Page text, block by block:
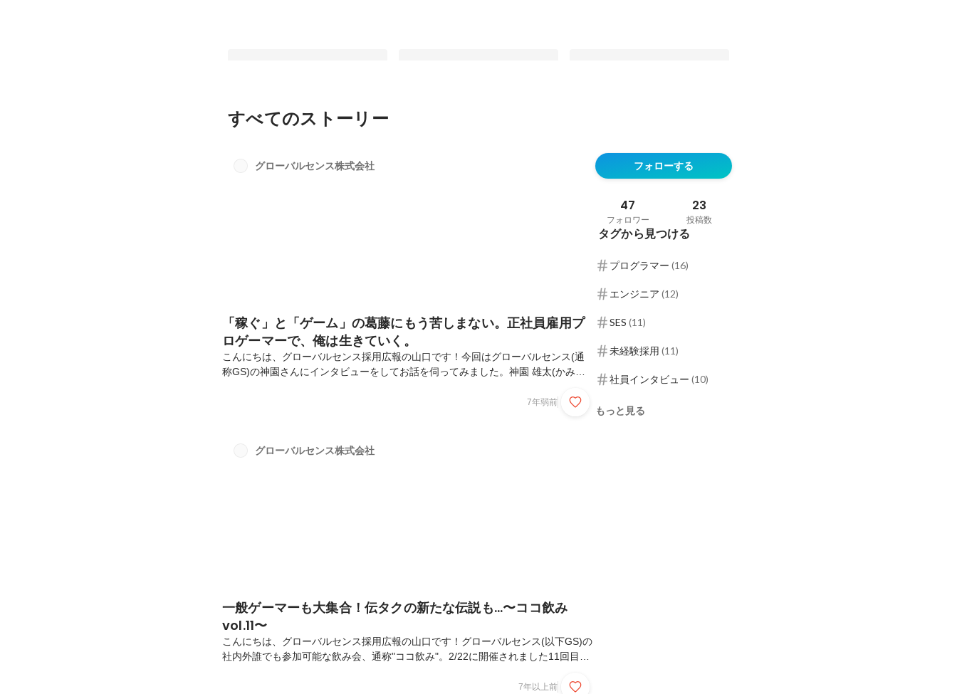
ーで、俺は生きていく。
最新順で表示
秘密を全公開〜
最新順で表示
すべてのストーリー
グローバルセンス株式会社
「稼ぐ」と「ゲーム」の葛藤にもう苦しまない。正社員雇用プ
ロゲーマーで、俺は生きていく。
こんにちは、グローバルセンス採用広報の山口です！今回はグローバルセンス(通
称GS)の神園さんにインタビューをしてお話を伺ってみました。神園 雄太(かみぞ
ぞの」。業務内容は、YouTubeでのゲーム配信や大会参加など。PGWでは「稼
か？もともとPGW自体のことはレンさんから聞いていたんです。『恋姫†演武』の
7年弱前
グローバルセンス株式会社
一般ゲーマーも大集合！伝タクの新たな伝説も...〜ココ飲み
vol.11〜
こんにちは、グローバルセンス採用広報の山口です！グローバルセンス(以下GS)の
社内外誰でも参加可能な飲み会、通称"ココ飲み"。2/22に開催されました11回目の
から、幹事が自由に場をつくれます。今日のココ飲みは、12月新入社員の方2名が
7年以上前
フォローする
47
フォロワー
23
投稿数
タグから見つける
プログラマー (16)
エンジニア (12)
SES (11)
未経験採用 (11)
社員インタビュー (10)
もっと見る